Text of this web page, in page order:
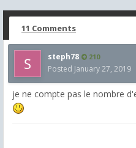
11 Comments
steph78 210
Posted January 27, 2019
je ne compte pas le nombre